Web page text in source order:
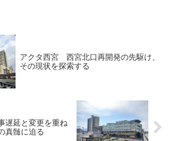
もあって
人の
アクタ西宮 西宮北口再開発の先駆け、
その現状を探索する
遅延と変更を重ね
真髄に迫る